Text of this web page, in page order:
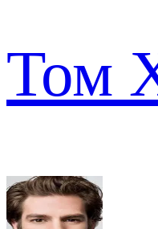
Том